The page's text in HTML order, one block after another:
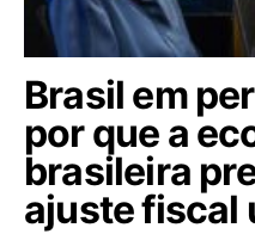
Brasil em
por que a
brasileira
ajuste fiscal